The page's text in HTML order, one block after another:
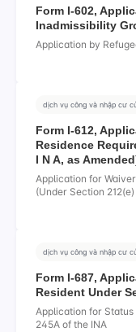
Form I-602,
Inadmissibility
Application by
dịch vụ công và nhập cư
Form I-612,
Residence
I N A, as
Application for
(Under Section
dịch vụ công và nhập cư
Form I-687,
Resident Under
Application for Status
245A of the INA